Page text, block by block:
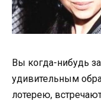
Вы когда-нибудь
удивительным
лотерею,